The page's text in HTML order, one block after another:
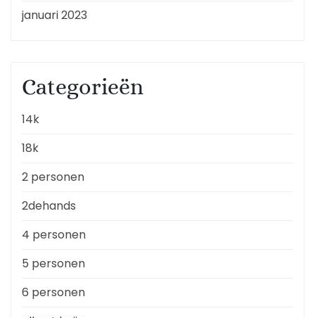
januari 2023
Categorieën
14k
18k
2 personen
2dehands
4 personen
5 personen
6 personen